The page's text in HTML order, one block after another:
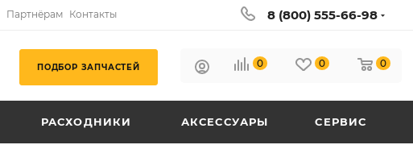
Партнёрам Контакты 8 (800) 555-66-98
ПОДБОР ЗАПЧАСТЕЙ 0 0 0
РАСХОДНИКИ АКСЕССУАРЫ СЕРВИС